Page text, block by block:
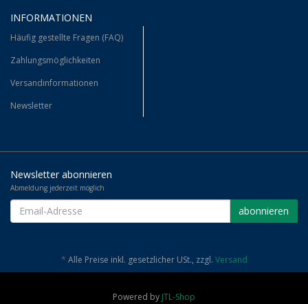
INFORMATIONEN
Häufig gestellte Fragen (FAQ)
Zahlungsmöglichkeiten
Versandinformationen
Newsletter
Newsletter abonnieren
Abmeldung jederzeit möglich
EMAIL-
ADRESSE
abonnieren
* Alle Preise inkl. gesetzlicher USt., zzgl. Versand
Powered by JTL-Shop